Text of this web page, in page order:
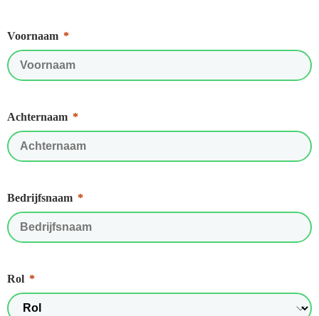
Voornaam
Achternaam
Bedrijfsnaam
Rol